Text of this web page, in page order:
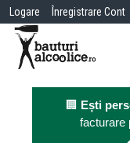
Logare Înregistrare Cont
🏢 Ești
facturare